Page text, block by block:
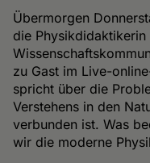
Übermorgen
die Physikdidaktikerin
zu Gast im Live-
spricht über die
Verstehens in den
verbunden ist. Was
wir die moderne